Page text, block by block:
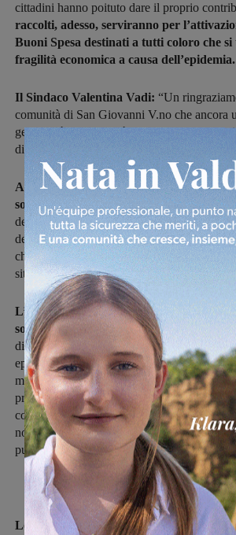
cittadini hanno poituto dare il proprio
raccolti, adesso, serviranno per
Buoni Spesa destinati a tutti coloro che
fragilità economica a causa dell’epidemia.
Il Sindaco Valentina Vadi: “Un
comunità di San Giovanni V.no che ancora
generosità e solidarietà nei confronti di chi
difficoltà”
A partire da lunedì 28 settembre potrà
sociali del Comune di San Giovanni
dei buoni spesa previsti dall’Ordinanza
del 29-3-2020. Potranno accedere al
che si trovano in condizioni di fragilità
situazione derivante dal Covid-19
L’erogazione avverrà secondo una
sociale con riferimento ad alcuni criteri :
di necessità individuate dai servizi sociali e/
epidemiologica in atto, numerosità del
minori, situazioni di fragilità dovute
prossimità, situazioni di marginalità e di
con disabili in condizione di fragilità
non occupazione con priorità per quelli non
pubblico.
Le modalità nell'erogazione:nuclei